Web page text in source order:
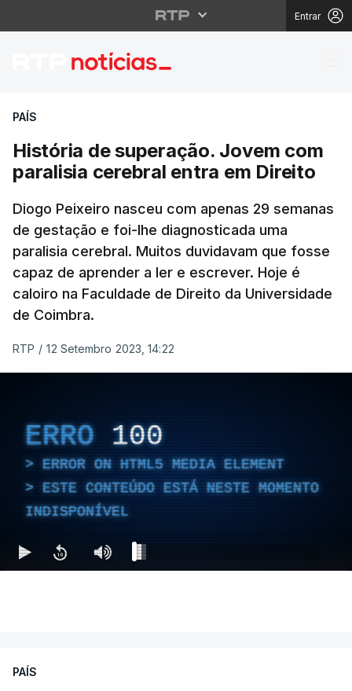
Entrar
História de
PAÍS
História de superação. Jovem com
paralisia cerebral entra em Direito
Diogo Peixeiro nasceu com apenas 29 semanas
de gestação e foi-lhe diagnosticada uma
paralisia cerebral. Muitos duvidavam que fosse
capaz de aprender a ler e escrever. Hoje é
caloiro na Faculdade de Direito da Universidade
de Coimbra.
RTP / 12 Setembro 2023, 14:22
ERRO 100
ERROR ON HTML5 MEDIA ELEMENT
ESTE CONTEÚDO ESTÁ NESTE MOMENTO
INDISPONÍVEL
PAÍS